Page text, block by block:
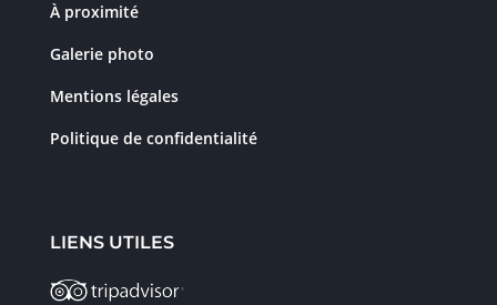
À proximité
Galerie photo
Mentions légales
Politique de confidentialité
LIENS UTILES